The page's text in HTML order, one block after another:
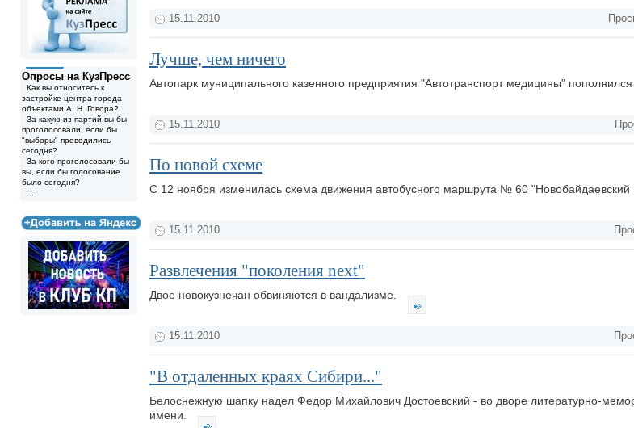
Опросы на КузПресс
Как вы относитесь к
застройке центра города
объектами А. Н. Говора?
За какую из партий вы бы
проголосовали, если бы
"выборы" проводились
сегодня?
За кого проголосовали бы
вы, если бы голосование
было сегодня?
15.11.2010
Лучше, чем ничего
Автопарк муниципального казенного предприятия "Автотранспорт медицины"
15.11.2010
По новой схеме
С 12 ноября изменилась схема движения автобусного маршрута № 60 "Новобайдаевский
15.11.2010
Развлечения "поколения next"
Двое новокузнечан обвиняются в вандализме.
15.11.2010
"В отдаленных краях Сибири..."
Белоснежную шапку надел Федор Михайлович Достоевский - во дворе литературно-
имени.